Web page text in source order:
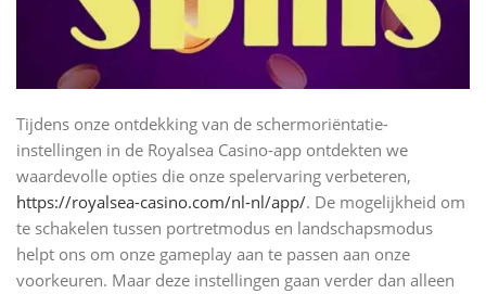
Tijdens onze ontdekking van de schermoriëntatie-
instellingen in de Royalsea Casino-app ontdekten we
waardevolle opties die onze spelervaring verbeteren,
https://royalsea-casino.com/nl-nl/app/. De mogelijkheid om
te schakelen tussen portretmodus en landschapsmodus
helpt ons om onze gameplay aan te passen aan onze
voorkeuren. Maar deze instellingen gaan verder dan alleen